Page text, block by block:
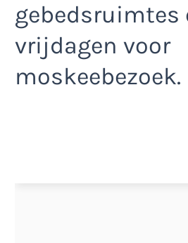
gebedsruimtes
vrijdagen voor
moskeebezoek.